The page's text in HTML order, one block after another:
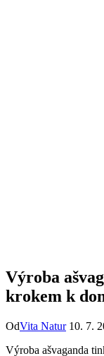
Výroba
krokem k
OdVita Natur 10. 7.
Výroba ašvaganda